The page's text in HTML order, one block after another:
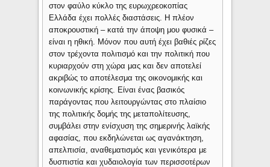
στον φαύλο κύκλο της ευρωχρεοκοπίας
Ελλάδα έχει πολλές διαστάσεις. Η πλέον
αποκρουστική – κατά την άποψη μου φυσικά –
είναι η ηθική. Μόνον που αυτή έχει βαθιές ρίζες
στον τρέχοντα πολιτισμό και την πολιτική που
κυριαρχούν στη χώρα μας και δεν αποτελεί
ακριβώς το αποτέλεσμα της οικονομικής και
κοινωνικής κρίσης. Είναι ένας βασικός
παράγοντας που λειτουργώντας στο πλαίσιο
της πολιτικής δομής της μεταπολίτευσης,
συμβάλει στην ενίσχυση της σημερινής λαϊκής
αφασίας, που εκδηλώνεται ως αγανάκτηση,
απελπισία, αναθεματισμός και γενικότερα με
δυσπιστία και χυδαιολογία των περισσοτέρων